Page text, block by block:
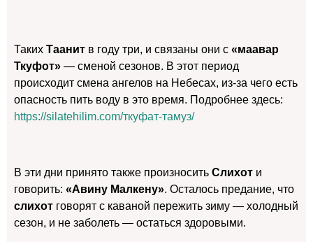
Таких Таанит в году три, и связаны они с «маавар
Ткуфот» — сменой сезонов. В этот период
происходит смена ангелов на Небесах, из-за чего есть
опасность пить воду в это время. Подробнее здесь:
https://silatehilim.com/ткуфат-тамуз/
В эти дни принято также произносить Слихот и
говорить: «Авину Малкену». Осталось предание, что
слихот говорят с каваной пережить зиму — холодный
сезон, и не заболеть — остаться здоровыми.